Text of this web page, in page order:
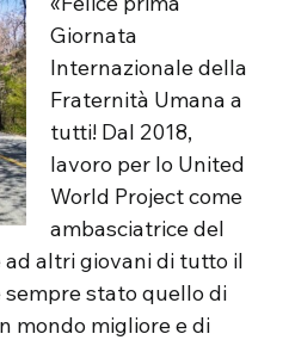
Giornata
Internazionale della
Fraternità Umana a
tutti! Dal 2018,
lavoro per lo United
World Project come
ambasciatrice del
ad altri giovani di tutto il
sempre stato quello di
mondo migliore e di